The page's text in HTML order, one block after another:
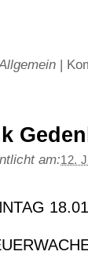
|
am:12.